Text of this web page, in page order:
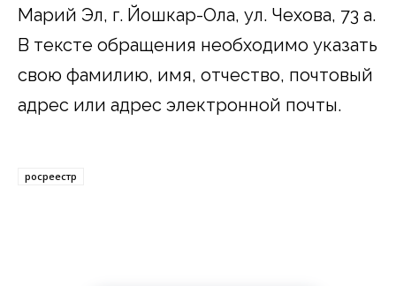
Марий Эл, г. Йошкар-Ола, ул. Чехова, 73 а.
В тексте обращения необходимо указать
свою фамилию, имя, отчество, почтовый
адрес или адрес электронной почты.
росреестр